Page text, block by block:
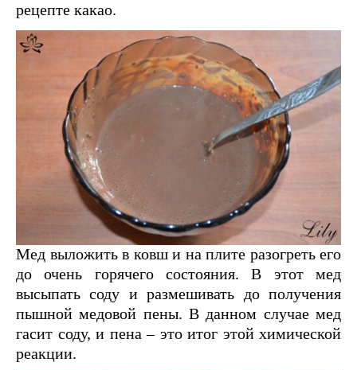
рецепте какао.
Мед выложить в ковш и на плите разогреть его
до очень горячего состояния. В этот мед
высыпать соду и размешивать до получения
пышной медовой пены. В данном случае мед
гасит соду, и пена – это итог этой химической
реакции.